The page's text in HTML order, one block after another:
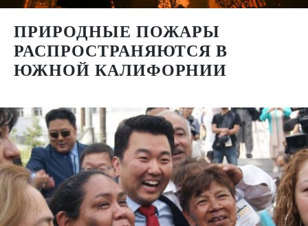
ПРИРОДНЫЕ ПОЖАРЫ
РАСПРОСТРАНЯЮТСЯ В
ЮЖНОЙ КАЛИФОРНИИ